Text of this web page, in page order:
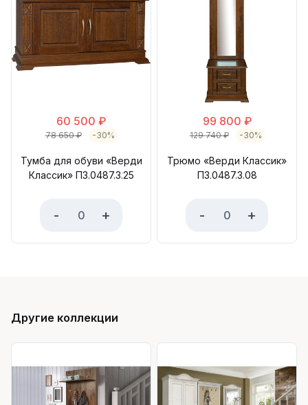
60 500 ₽
78 650₽ -30%
Тумба для обуви «Верди
Классик» П3.0487.3.25
- +
99 800 ₽
129 740₽ -30%
Трюмо «Верди Классик»
П3.0487.3.08
- +
Другие коллекции